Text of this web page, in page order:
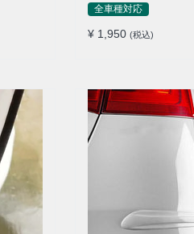
枚セット
全車種対応
¥ 1,950 (税込)